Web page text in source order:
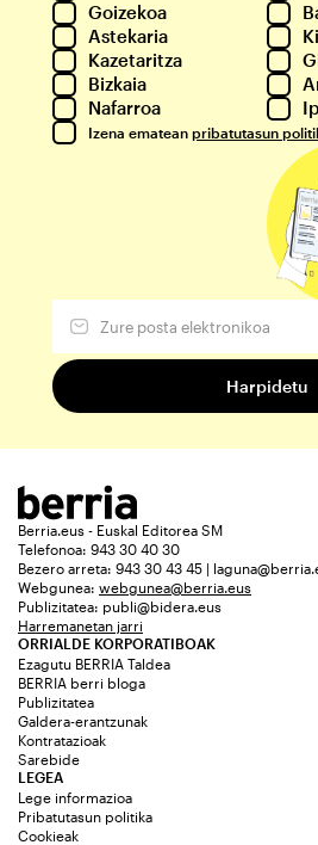
Goizekoa
Astekaria
Kazetaritza
Bizkaia
Nafarroa
Izena ematean pribatutasun
Berria.eus - Euskal Editorea SM
Telefonoa: 943 30 40 30
Bezero arreta: 943 30 43 45 |
Webgunea: webgunea@berria.eus
Publizitatea: publi@bidera.eus
Harremanetan jarri
ORRIALDE KORPORATIBOAK
Ezagutu BERRIA Taldea
BERRIA berri bloga
Publizitatea
Galdera-erantzunak
Kontratazioak
Sarebide
LEGEA
Lege informazioa
Pribatutasun politika
Cookieak